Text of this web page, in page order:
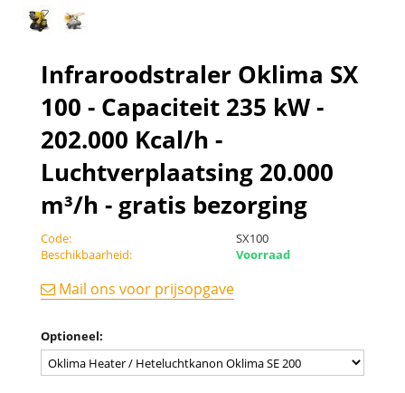
Infraroodstraler Oklima SX
100 - Capaciteit 235 kW -
202.000 Kcal/h -
Luchtverplaatsing 20.000
m³/h - gratis bezorging
Code:
SX100
Beschikbaarheid:
Voorraad
Mail ons voor prijsopgave
Optioneel: